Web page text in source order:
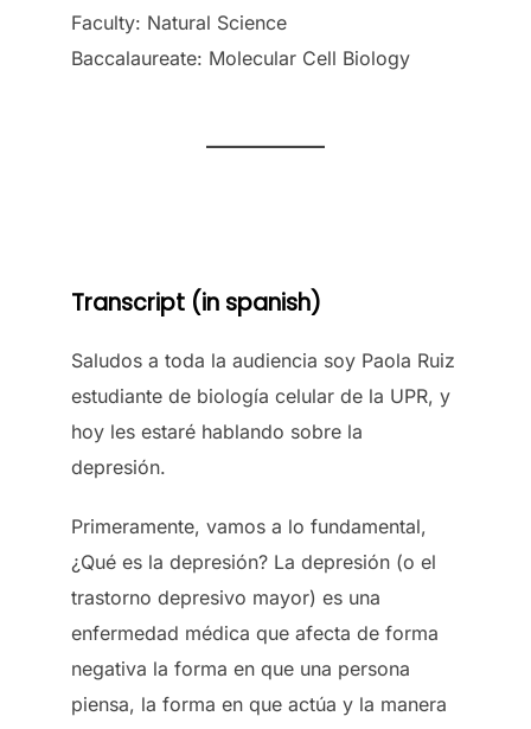
Faculty: Natural Science
Baccalaureate: Molecular Cell Biology
Transcript (in spanish)
Saludos a toda la audiencia soy Paola Ruiz
estudiante de biología celular de la UPR, y
hoy les estaré hablando sobre la
depresión.
Primeramente, vamos a lo fundamental,
¿Qué es la depresión? La depresión (o el
trastorno depresivo mayor) es una
enfermedad médica que afecta de forma
negativa la forma en que una persona
piensa, la forma en que actúa y la manera